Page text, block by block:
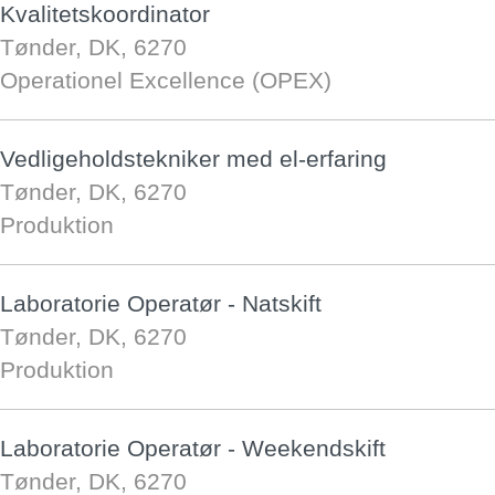
Kvalitetskoordinator
Tønder, DK, 6270
Operationel Excellence (OPEX)
Vedligeholdstekniker med el-erfaring
Tønder, DK, 6270
Produktion
Laboratorie Operatør - Natskift
Tønder, DK, 6270
Produktion
Laboratorie Operatør - Weekendskift
Tønder, DK, 6270